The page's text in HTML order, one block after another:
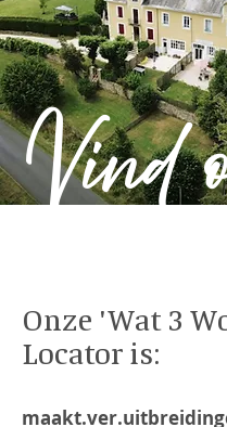
Vind
Onze 'Wat 3
Locator is: